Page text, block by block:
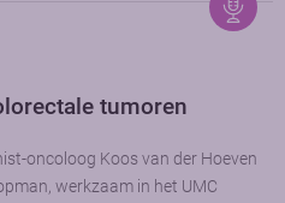
tumoren
oncoloog Koos van der Hoeven
werkzaam in het UMC